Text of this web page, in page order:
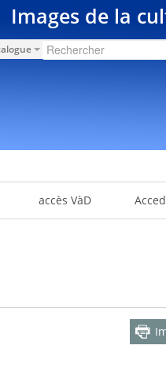
Images de la
accès VàD